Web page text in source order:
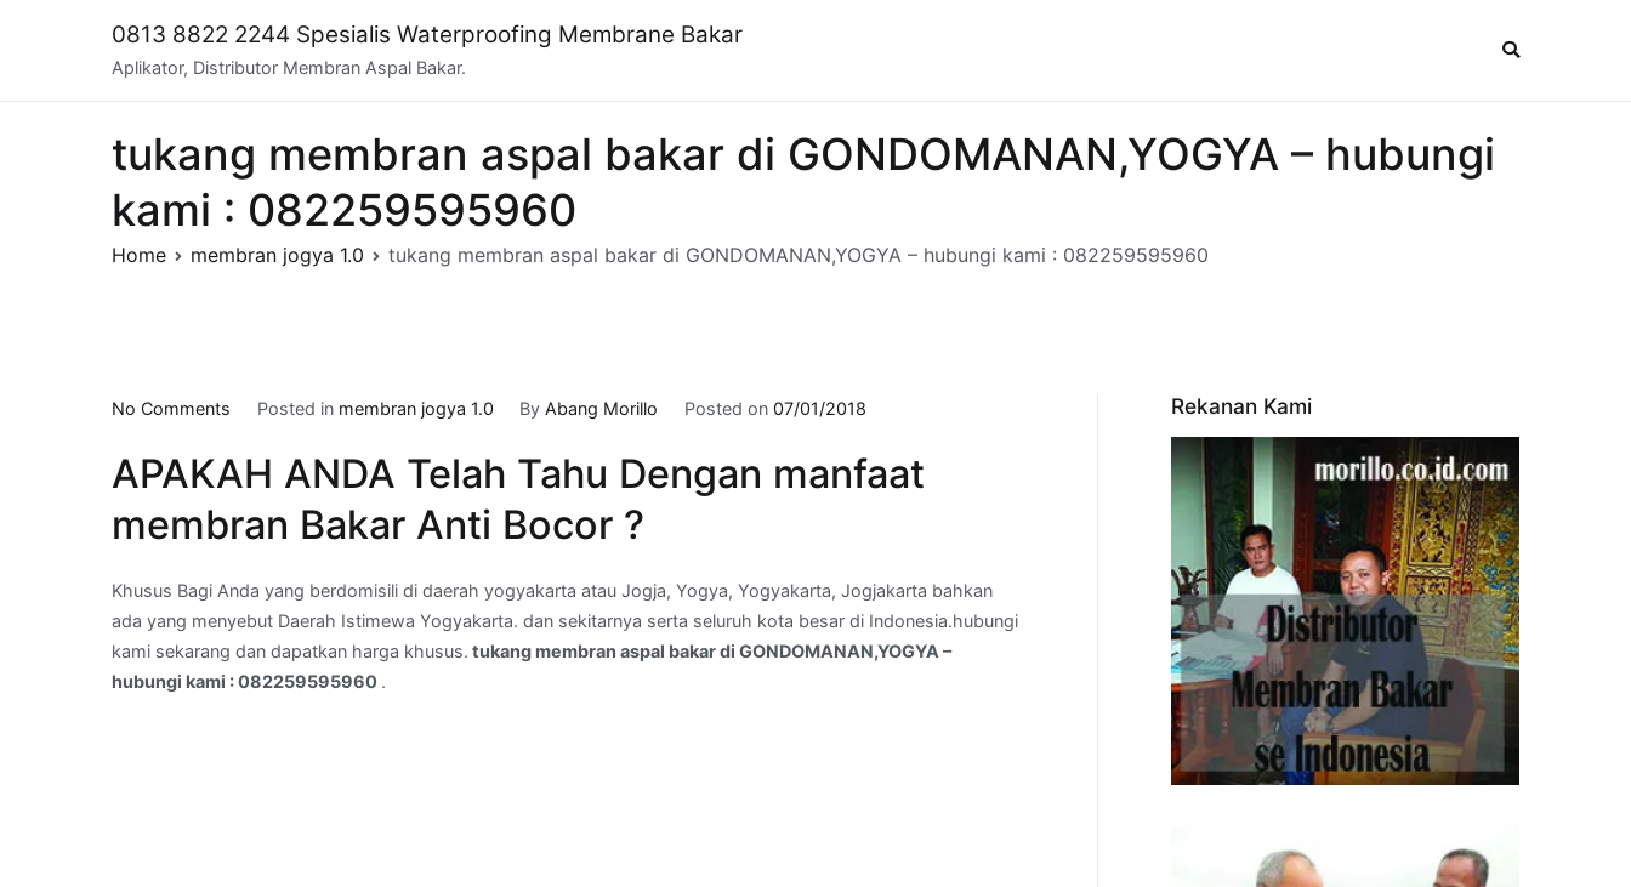
0813 8822 2244 Spesialis Waterproofing Membrane Bakar
Aplikator, Distributor Membran Aspal Bakar.
tukang membran aspal bakar di GONDOMANAN,YOGYA – hubungi
kami : 082259595960
Home membran jogya 1.0 tukang membran aspal bakar di GONDOMANAN,YOGYA – hubungi kami : 082259595960
No Comments
membran
bakar
GONDOMANAN,YOGYA
–
hubungi
kami
Posted in membran jogya 1.0 ByAbang Morillo Posted on 07/01/2018
APAKAH ANDA Telah Tahu Dengan manfaat
membran Bakar Anti Bocor ?
Khusus Bagi Anda yang berdomisili di daerah yogyakarta atau Jogja, Yogya, Yogyakarta, Jogjakarta bahkan
ada yang menyebut Daerah Istimewa Yogyakarta. dan sekitarnya serta seluruh kota besar di Indonesia.hubungi
kami sekarang dan dapatkan harga khusus. tukang membran aspal bakar di GONDOMANAN,YOGYA –
hubungi kami : 082259595960 .
Rekanan Kami